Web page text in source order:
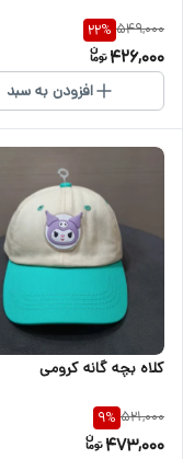
549,000
22%
426,000
افزودن به سبد
کلاه بچه گانه کرومی
521,000
9%
473,000